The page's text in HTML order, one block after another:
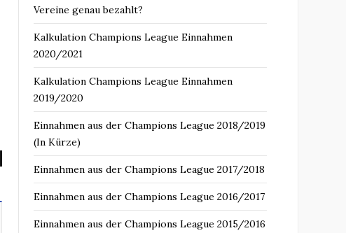
Vereine genau bezahlt?
Kalkulation Champions League Einnahmen
2020/2021
Kalkulation Champions League Einnahmen
2019/2020
Einnahmen aus der Champions League 2018/2019
(In Kürze)
Einnahmen aus der Champions League 2017/2018
Einnahmen aus der Champions League 2016/2017
Einnahmen aus der Champions League 2015/2016